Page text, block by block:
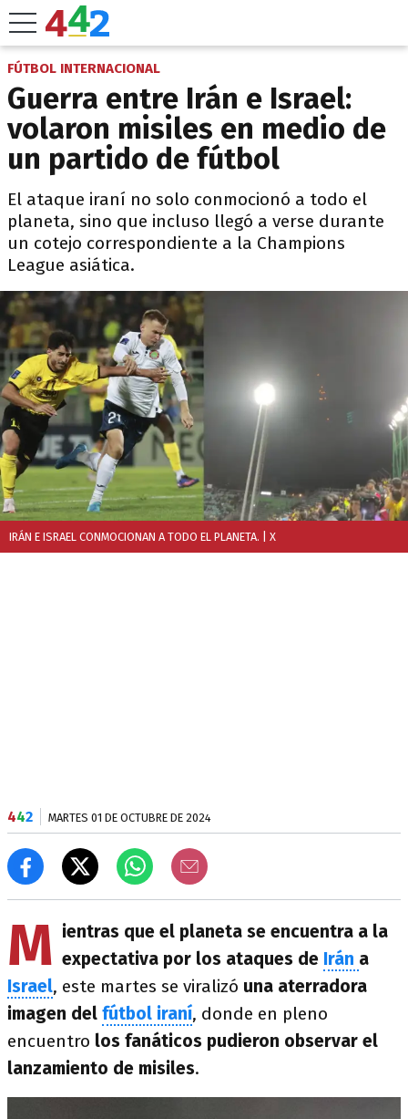
FÚTBOL INTERNACIONAL
Guerra entre Irán e Israel:
volaron misiles en medio de
un partido de fútbol
El ataque iraní no solo conmocionó a todo el
planeta, sino que incluso llegó a verse durante
un cotejo correspondiente a la Champions
League asiática.
IRÁN E ISRAEL CONMOCIONAN A TODO EL PLANETA. | X
442 MARTES 01 DE OCTUBRE DE 2024
M ientras que el planeta se encuentra a la
expectativa por los ataques de Irán a
Israel, este martes se viralizó una aterradora
imagen del fútbol iraní, donde en pleno
encuentro los fanáticos pudieron observar el
lanzamiento de misiles.